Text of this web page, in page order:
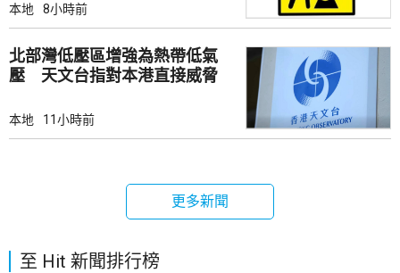
本地 8小時前
北部灣低壓區增強為熱帶低氣
壓 天文台指對本港直接威脅
本地 11小時前
更多新聞
至 Hit 新聞排行榜